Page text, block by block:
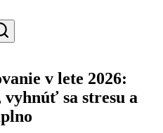
Search
v lete 2026:
sa stresu a